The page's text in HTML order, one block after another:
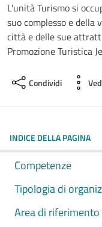
L'unità Turismo si
suo complesso e della
città e delle sue
Promozione Turistica
Condividi
INDICE DELLA PAGINA
Competenze
Tipologia di
Area di riferimento